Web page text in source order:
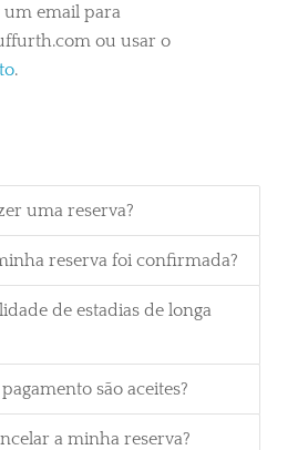
email para
ou usar o
.
uma reserva?
reserva foi confirmada?
de estadias de longa
são aceites?
a minha reserva?